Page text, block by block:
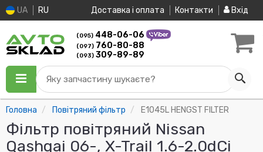
UA RU Доставка і оплата Контакти Вхід
(095) 448-06-06
(097) 760-80-88
(093) 309-89-89
Яку запчастину шукаєте?
Головна Повітряний фільтр E1045L HENGST FILTER
Фільтр повітряний Nissan
Qashqai 06-, X-Trail 1.6-2.0dCi